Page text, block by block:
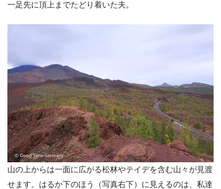
一足先に頂上までたどり着いた夫。
山の上からは一面に広がる松林やテイデを含む山々が見渡
せます。はるか下のほう（写真右下）に見えるのは、私達